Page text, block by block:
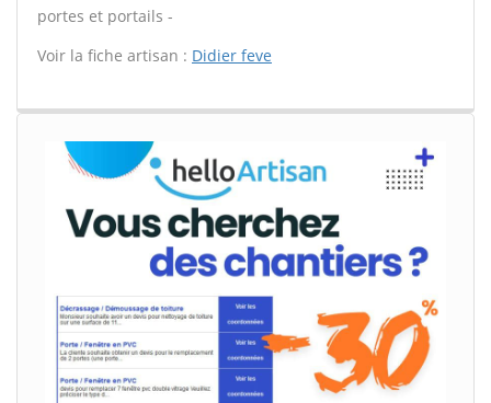
portes et portails -
Voir la fiche artisan : Didier feve